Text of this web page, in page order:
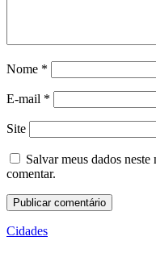
Nome *
E-mail *
Site
Salvar meus dados
comentar.
Cidades